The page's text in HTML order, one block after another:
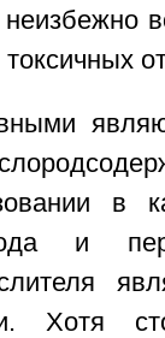
неизбежно
в
и
Хотя